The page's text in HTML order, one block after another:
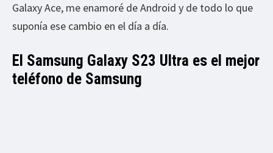
Galaxy Ace, me enamoré de Android y de todo lo que
suponía ese cambio en el día a día.
El Samsung Galaxy S23 Ultra es el mejor
teléfono de Samsung